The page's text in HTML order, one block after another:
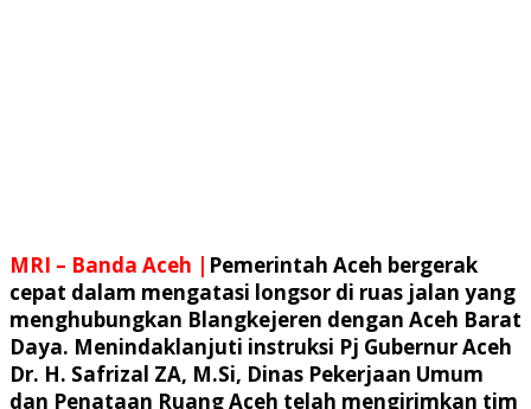
MRI – Banda Aceh | Pemerintah Aceh bergerak
cepat dalam mengatasi longsor di ruas jalan yang
menghubungkan Blangkejeren dengan Aceh Barat
Daya. Menindaklanjuti instruksi Pj Gubernur Aceh
Dr. H. Safrizal ZA, M.Si, Dinas Pekerjaan Umum
dan Penataan Ruang Aceh telah mengirimkan tim